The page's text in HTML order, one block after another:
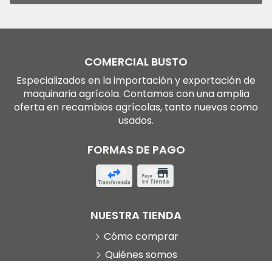
COMERCIAL BUSTO
Especializados en la importación y exportación de
maquinaria agrícola. Contamos con una amplia
oferta en recambios agrícolas, tanto nuevos como
usados.
FORMAS DE PAGO
NUESTRA TIENDA
Cómo comprar
Quiénes somos